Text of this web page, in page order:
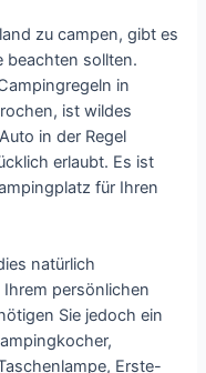
zu campen, gibt es
beachten sollten.
in
ist wildes
in der Regel
erlaubt. Es ist
für Ihren
natürlich
persönlichen
Sie jedoch ein
Erste-